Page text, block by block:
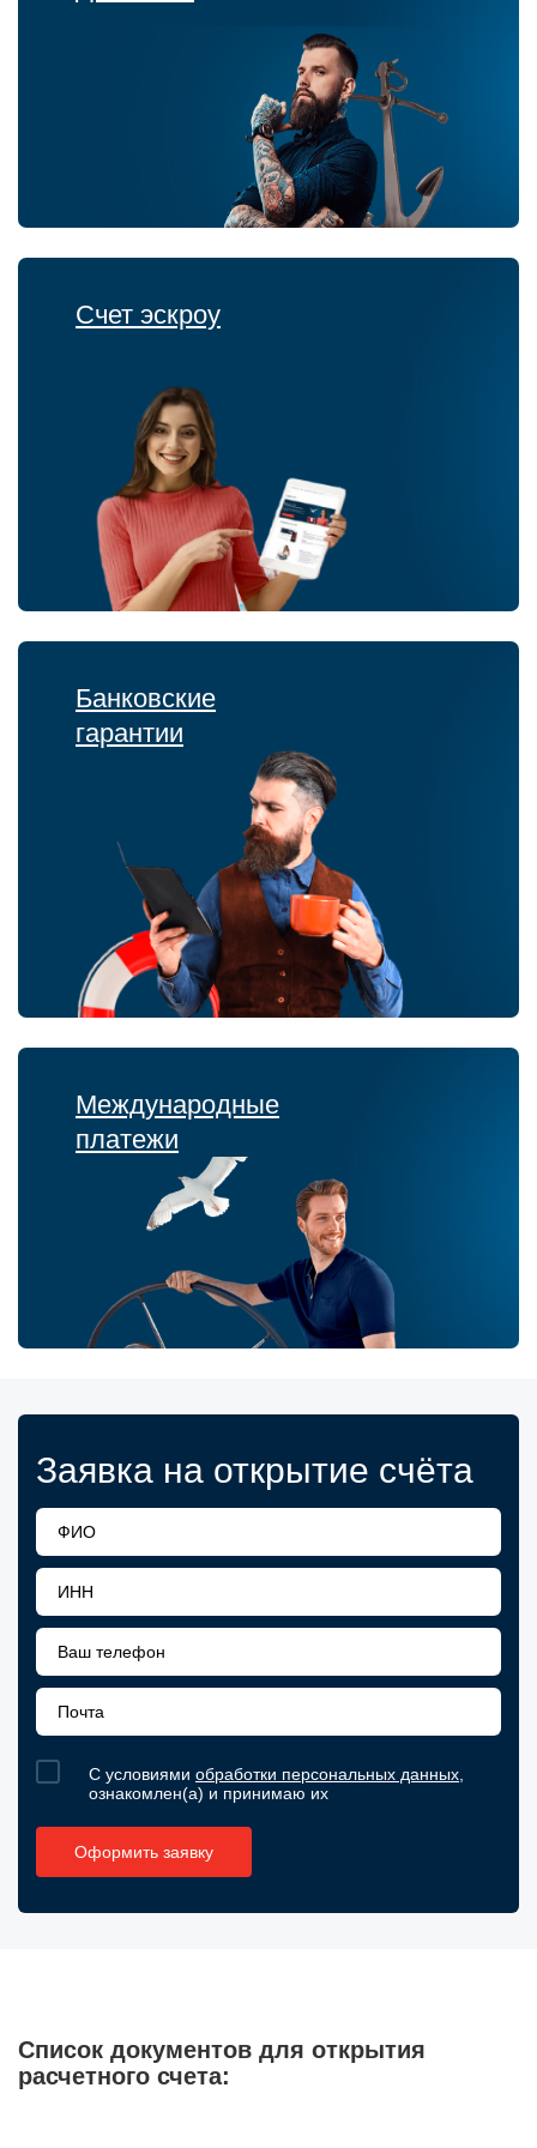
Счет эскроу
Банковские
гарантии
Международные
платежи
Заявка на открытие счёта
С условиями обработки персональных данных
ознакомлен(а) и принимаю их
Список документов для открытия
расчетного счета: